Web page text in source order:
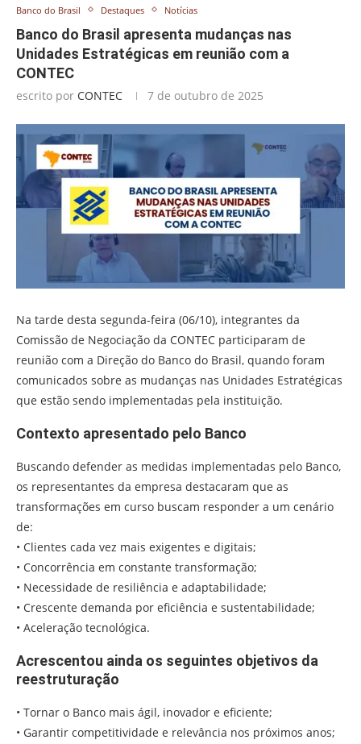
Banco do Brasil Destaques Notícias
Banco do Brasil apresenta mudanças nas
Unidades Estratégicas em reunião com a
CONTEC
escrito por CONTEC 7 de outubro de 2025
Na tarde desta segunda-feira (06/10), integrantes da
Comissão de Negociação da CONTEC participaram de
reunião com a Direção do Banco do Brasil, quando foram
comunicados sobre as mudanças nas Unidades Estratégicas
que estão sendo implementadas pela instituição.
Contexto apresentado pelo Banco
Buscando defender as medidas implementadas pelo Banco,
os representantes da empresa destacaram que as
transformações em curso buscam responder a um cenário
de:
• Clientes cada vez mais exigentes e digitais;
• Concorrência em constante transformação;
• Necessidade de resiliência e adaptabilidade;
• Crescente demanda por eficiência e sustentabilidade;
• Aceleração tecnológica.
Acrescentou ainda os seguintes objetivos da
reestruturação
• Tornar o Banco mais ágil, inovador e eficiente;
• Garantir competitividade e relevância nos próximos anos;